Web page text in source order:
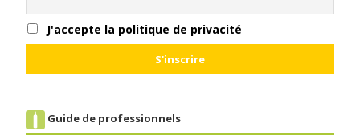
J'accepte la politique de privacité
Guide de professionnels